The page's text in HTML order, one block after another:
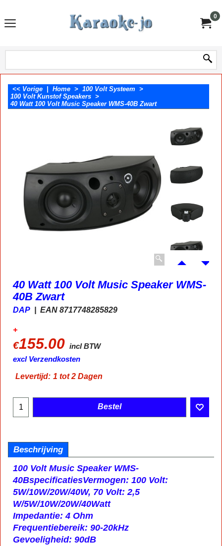
0
<< Vorige Home > 100 Volt Systeem >
100 Volt Kunstof Speakers >
40 Watt 100 Volt Music Speaker WMS-40B Zwart
40 Watt 100 Volt Music Speaker WMS-
40B Zwart
DAP EAN 8717748285829
+
€155.00 incl BTW
excl Verzendkosten
Levertijd: 1 tot 2 Dagen
Bestel
Beschrijving
100 Volt Music Speaker WMS-
40BspecificatiesVermogen: 100 Volt:
5W/10W/20W/40W, 70 Volt: 2,5
W/5W/10W/20W/40Watt
Impedantie: 4 Ohm
Frequentiebereik: 90-20kHz
Gevoeligheid: 90dB